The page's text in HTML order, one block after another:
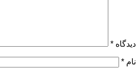
دیدگاه *
نام *